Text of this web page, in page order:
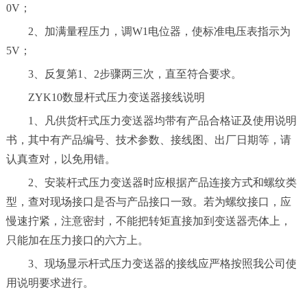
0V；
2、加满量程压力，调W1电位器，使标准电压表指示为
5V；
3、反复第1、2步骤两三次，直至符合要求。
ZYK10数显杆式压力变送器接线说明
1、凡供货杆式压力变送器均带有产品合格证及使用说明
书，其中有产品编号、技术参数、接线图、出厂日期等，请
认真查对，以免用错。
2、安装杆式压力变送器时应根据产品连接方式和螺纹类
型，查对现场接口是否与产品接口一致。若为螺纹接口，应
慢速拧紧，注意密封，不能把转矩直接加到变送器壳体上，
只能加在压力接口的六方上。
3、现场显示杆式压力变送器的接线应严格按照我公司使
用说明要求进行。